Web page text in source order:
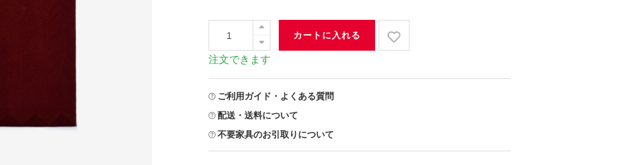
カートに入れる
注文できます
ご利用ガイド・よくある質問
配送・送料について
不要家具のお引取りについて